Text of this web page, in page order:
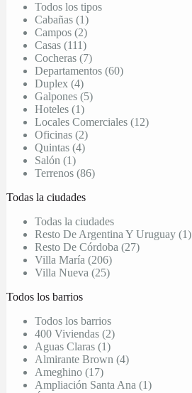
Todos los tipos
Cabañas (1)
Campos (2)
Casas (111)
Cocheras (7)
Departamentos (60)
Duplex (4)
Galpones (5)
Hoteles (1)
Locales Comerciales (12)
Oficinas (2)
Quintas (4)
Salón (1)
Terrenos (86)
Todas la ciudades
Todas la ciudades
Resto De Argentina Y Uruguay (1)
Resto De Córdoba (27)
Villa María (206)
Villa Nueva (25)
Todos los barrios
Todos los barrios
400 Viviendas (2)
Aguas Claras (1)
Almirante Brown (4)
Ameghino (17)
Ampliación Santa Ana (1)